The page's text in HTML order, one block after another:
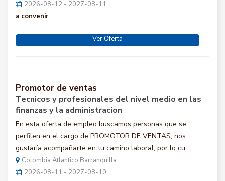
2026-08-12 - 2027-08-11
a convenir
Ver Oferta
Promotor de ventas
Tecnicos y profesionales del nivel medio en las
finanzas y la administracion
En esta oferta de empleo buscamos personas que se
perfilen en el cargo de PROMOTOR DE VENTAS, nos
gustaría acompañarte en tu camino laboral, por lo cu...
Colombia Atlantico Barranquilla
2026-08-11 - 2027-08-10